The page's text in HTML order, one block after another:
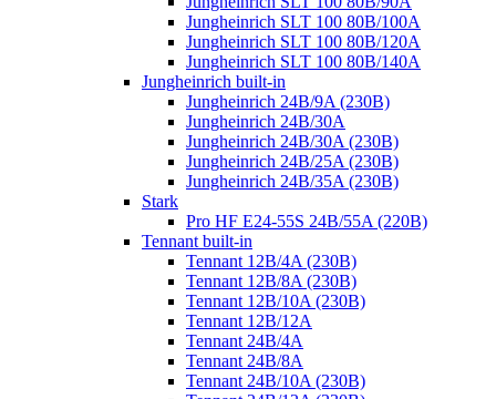
Jungheinrich SLT 100 80B/100A
Jungheinrich SLT 100 80B/120A
Jungheinrich SLT 100 80B/140A
Jungheinrich built-in
Jungheinrich 24B/9A (230B)
Jungheinrich 24B/30A
Jungheinrich 24B/30A (230B)
Jungheinrich 24B/25A (230B)
Jungheinrich 24B/35A (230B)
Stark
Pro HF E24-55S 24B/55A (220B)
Tennant built-in
Tennant 12B/4A (230B)
Tennant 12B/8A (230B)
Tennant 12B/10A (230B)
Tennant 12B/12A
Tennant 24B/4A
Tennant 24B/8A
Tennant 24B/10A (230B)